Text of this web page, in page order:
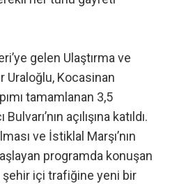
gelen Ulaştırma ve
Uraloğlu, Kocasinan
tamamlanan 3,5
açılışına katıldı.
ve İstiklal Marşı’nın
programda konuşan
şehir içi trafiğine yeni bir